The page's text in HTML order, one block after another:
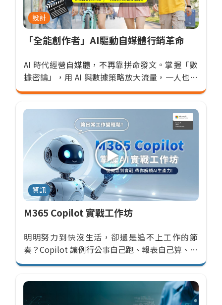
設計
「全能創作者」AI驅動自媒體行銷革命
AI 時代經營自媒體，不再靠拼命發文。掌握「數
據密鑰」，用 AI 與數據策略放大流量，一人也能
發揮整支行銷團隊的影響力。！
資訊
M365 Copilot 實戰工作坊
明明努力到快沒生活，卻還是追不上工作的節
奏？Copilot 讓例行公事自己跑、報表自己算、簡
報自己生，當你不再被瑣事綁住才能真正把力氣